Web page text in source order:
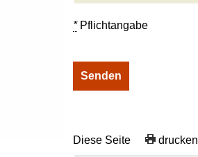
*Pflichtangabe
Diese Seite drucken